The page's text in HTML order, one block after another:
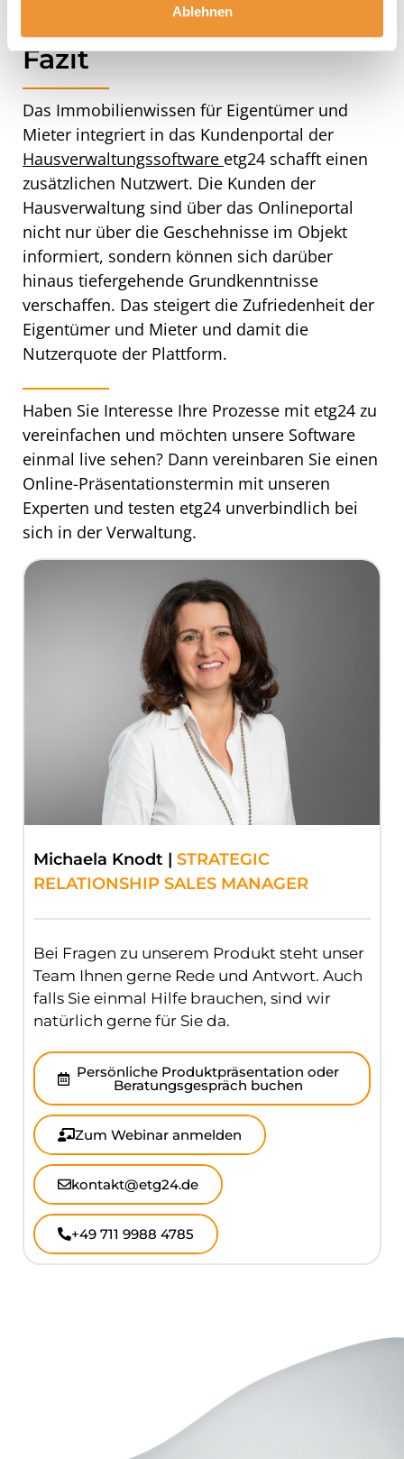
Ablehnen
Fazit
Das Immobilienwissen für Eigentümer und
Mieter integriert in das Kundenportal der
Hausverwaltungssoftware etg24 schafft einen
zusätzlichen Nutzwert. Die Kunden der
Hausverwaltung sind über das Onlineportal
nicht nur über die Geschehnisse im Objekt
informiert, sondern können sich darüber
hinaus tiefergehende Grundkenntnisse
verschaffen. Das steigert die Zufriedenheit der
Eigentümer und Mieter und damit die
Nutzerquote der Plattform.
Haben Sie Interesse Ihre Prozesse mit etg24 zu
vereinfachen und möchten unsere Software
einmal live sehen? Dann vereinbaren Sie einen
Online-Präsentationstermin mit unseren
Experten und testen etg24 unverbindlich bei
sich in der Verwaltung.
Michaela Knodt | STRATEGIC
RELATIONSHIP SALES MANAGER
Bei Fragen zu unserem Produkt steht unser
Team Ihnen gerne Rede und Antwort. Auch
falls Sie einmal Hilfe brauchen, sind wir
natürlich gerne für Sie da.
Persönliche Produktpräsentation oder
Beratungsgespräch buchen
Zum Webinar anmelden
kontakt@etg24.de
+49 711 9988 4785